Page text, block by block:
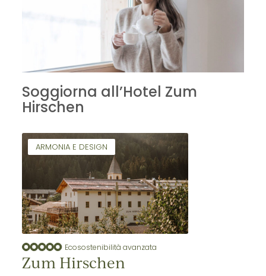
Soggiorna all’Hotel Zum
Hirschen
ARMONIA E DESIGN
Ecosostenibilità avanzata
Zum Hirschen